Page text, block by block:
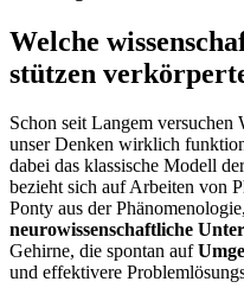
Welche
stützen
Schon seit Langem versuchen
unser Denken wirklich
dabei das klassische Modell
bezieht sich auf Arbeiten von
Ponty aus der
neurowissenschaftliche
Gehirne, die spontan auf
und effektivere